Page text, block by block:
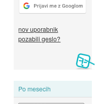
nov uporabnik
pozabili geslo?
Po mesecih